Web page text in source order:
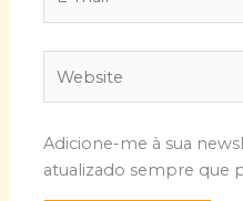
mail*
Adicione-me à sua
atualizado sempre que